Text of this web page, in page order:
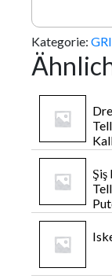
Kategorie:
Şiş